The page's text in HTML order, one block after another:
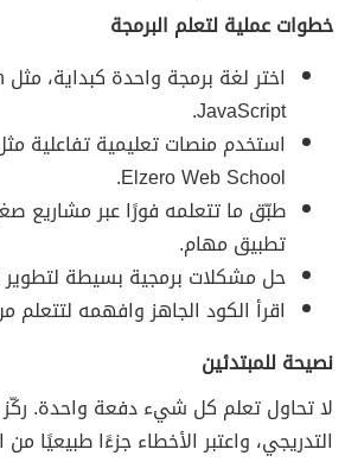
خطوات عملية لتعلم البرمجة
JavaScript.
Elzero Web School.
طبّق ما تتعلمه فورًا عبر مشاريع
تطبيق مهام.
حل مشكلات برمجية بسيطة لتطوير
اقرأ الكود الجاهز وافهمه لتتعلم
نصيحة للمبتدئين
لا تحاول تعلم كل شيء دفعة واحدة.
التدريجي، واعتبر الأخطاء جزءًا طبيعيًا من